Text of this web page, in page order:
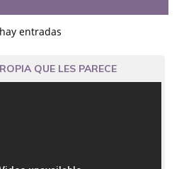
entradas
QUE LES PARECE